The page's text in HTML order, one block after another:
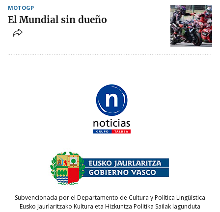
MOTOGP
El Mundial sin dueño
Subvencionada por el Departamento de Cultura y Política Lingüística
Eusko Jaurlaritzako Kultura eta Hizkuntza Politika Sailak lagunduta